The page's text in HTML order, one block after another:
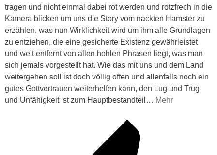
tragen und nicht einmal dabei rot werden und rotzfrech in die
Kamera blicken um uns die Story vom nackten Hamster zu
erzählen, was nun Wirklichkeit wird um ihm alle Grundlagen
zu entziehen, die eine gesicherte Existenz gewährleistet
und weit entfernt von allen hohlen Phrasen liegt, was man
sich jemals vorgestellt hat. Wie das mit uns und dem Land
weitergehen soll ist doch völlig offen und allenfalls noch ein
gutes Gottvertrauen weiterhelfen kann, den Lug und Trug
und Unfähigkeit ist zum Hauptbestandteil … Mehr